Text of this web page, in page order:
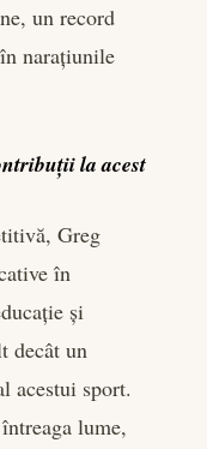
un record
narațiunile
la acest
Greg
în
și
decât un
acestui sport.
lume,